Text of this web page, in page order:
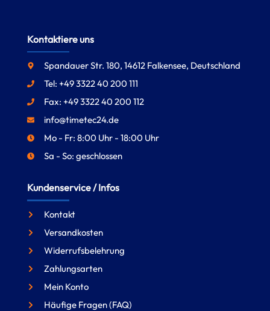
Kontaktiere uns
Spandauer Str. 180, 14612 Falkensee, Deutschland
Tel: +49 3322 40 200 111
Fax: +49 3322 40 200 112
info@timetec24.de
Mo - Fr: 8:00 Uhr - 18:00 Uhr
Sa - So: geschlossen
Kundenservice / Infos
Kontakt
Versandkosten
Widerrufsbelehrung
Zahlungsarten
Mein Konto
Häufige Fragen (FAQ)